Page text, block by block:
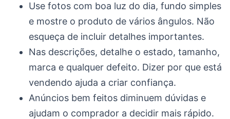
Use fotos com boa luz do dia, fundo simples
e mostre o produto de vários ângulos. Não
esqueça de incluir detalhes importantes.
Nas descrições, detalhe o estado, tamanho,
marca e qualquer defeito. Dizer por que está
vendendo ajuda a criar confiança.
Anúncios bem feitos diminuem dúvidas e
ajudam o comprador a decidir mais rápido.